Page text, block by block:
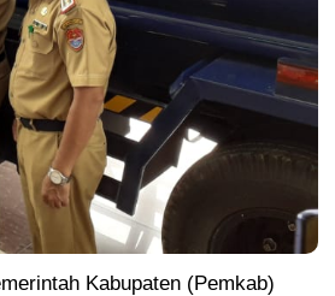
Kabupaten (Pemkab)